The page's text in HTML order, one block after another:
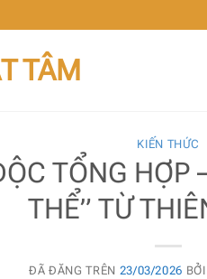
TÂM
KIẾN THỨC
TỔNG HỢP
THỂ” TỪ
ĐÃ ĐĂNG TRÊN 23/03/2026 BỞI